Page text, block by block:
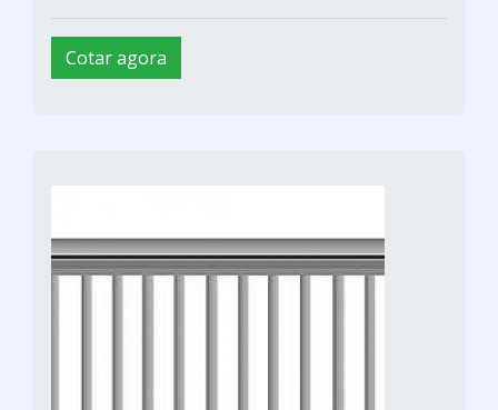
Cotar agora